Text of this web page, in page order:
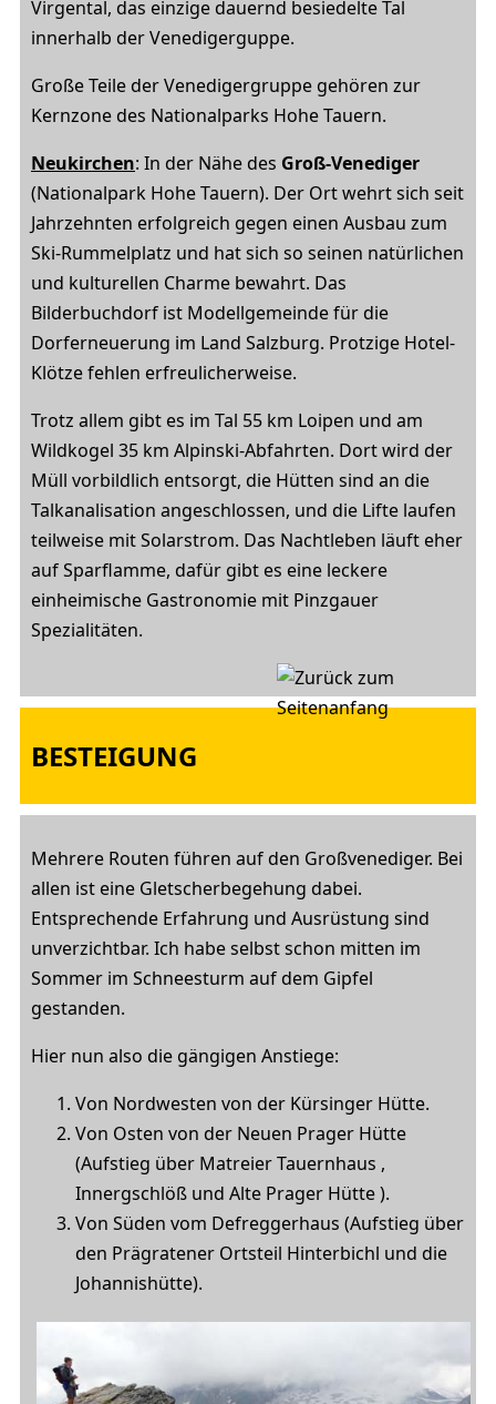
Virgental, das einzige dauernd besiedelte Tal
innerhalb der Venedigerguppe.
Große Teile der Venedigergruppe gehören zur
Kernzone des Nationalparks Hohe Tauern.
Neukirchen: In der Nähe des Groß-Venediger
(Nationalpark Hohe Tauern). Der Ort wehrt sich seit
Jahrzehnten erfolgreich gegen einen Ausbau zum
Ski-Rummelplatz und hat sich so seinen natürlichen
und kulturellen Charme bewahrt. Das
Bilderbuchdorf ist Modellgemeinde für die
Dorferneuerung im Land Salzburg. Protzige Hotel-
Klötze fehlen erfreulicherweise.
Trotz allem gibt es im Tal 55 km Loipen und am
Wildkogel 35 km Alpinski-Abfahrten. Dort wird der
Müll vorbildlich entsorgt, die Hütten sind an die
Talkanalisation angeschlossen, und die Lifte laufen
teilweise mit Solarstrom. Das Nachtleben läuft eher
auf Sparflamme, dafür gibt es eine leckere
einheimische Gastronomie mit Pinzgauer
Spezialitäten.
BESTEIGUNG
Mehrere Routen führen auf den Großvenediger. Bei
allen ist eine Gletscherbegehung dabei.
Entsprechende Erfahrung und Ausrüstung sind
unverzichtbar. Ich habe selbst schon mitten im
Sommer im Schneesturm auf dem Gipfel
gestanden.
Hier nun also die gängigen Anstiege:
Von Nordwesten von der Kürsinger Hütte.
Von Osten von der Neuen Prager Hütte
(Aufstieg über Matreier Tauernhaus ,
Innergschlöß und Alte Prager Hütte ).
Von Süden vom Defreggerhaus (Aufstieg über
den Prägratener Ortsteil Hinterbichl und die
Johannishütte).